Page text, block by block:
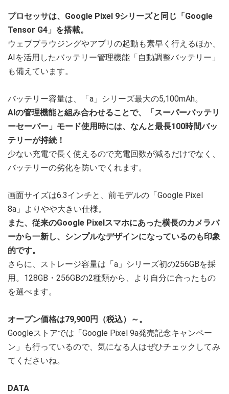
プロセッサは、Google Pixel 9シリーズと同じ「Google
Tensor G4」を搭載。
ウェブブラウジングやアプリの起動も素早く行えるほか、
AIを活用したバッテリー管理機能「自動調整バッテリー」
も備えています。
バッテリー容量は、「a」シリーズ最大の5,100mAh。
AIの管理機能と組み合わせることで、「スーパーバッテリ
ーセーバー」モード使用時には、なんと最長100時間バッ
テリーが持続！
少ない充電で長く使えるので充電回数が減るだけでなく、
バッテリーの劣化を防いでくれます。
画面サイズは6.3インチと、前モデルの「Google Pixel
8a」よりやや大きい仕様。
また、従来のGoogle Pixelスマホにあった横長のカメラバ
ーから一新し、シンプルなデザインになっているのも印象
的です。
さらに、ストレージ容量は「a」シリーズ初の256GBを採
用。128GB・256GBの2種類から、より自分に合ったもの
を選べます。
オープン価格は79,900円（税込）～。
Googleストアでは「Google Pixel 9a発売記念キャンペー
ン」も行っているので、気になる人はぜひチェックしてみ
てくださいね。
DATA